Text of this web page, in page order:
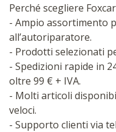
Perché scegliere
- Ampio assortimento
all’autoriparatore.
- Prodotti selezionati
- Spedizioni rapide in
oltre 99 € + IVA.
- Molti articoli
veloci.
- Supporto clienti via